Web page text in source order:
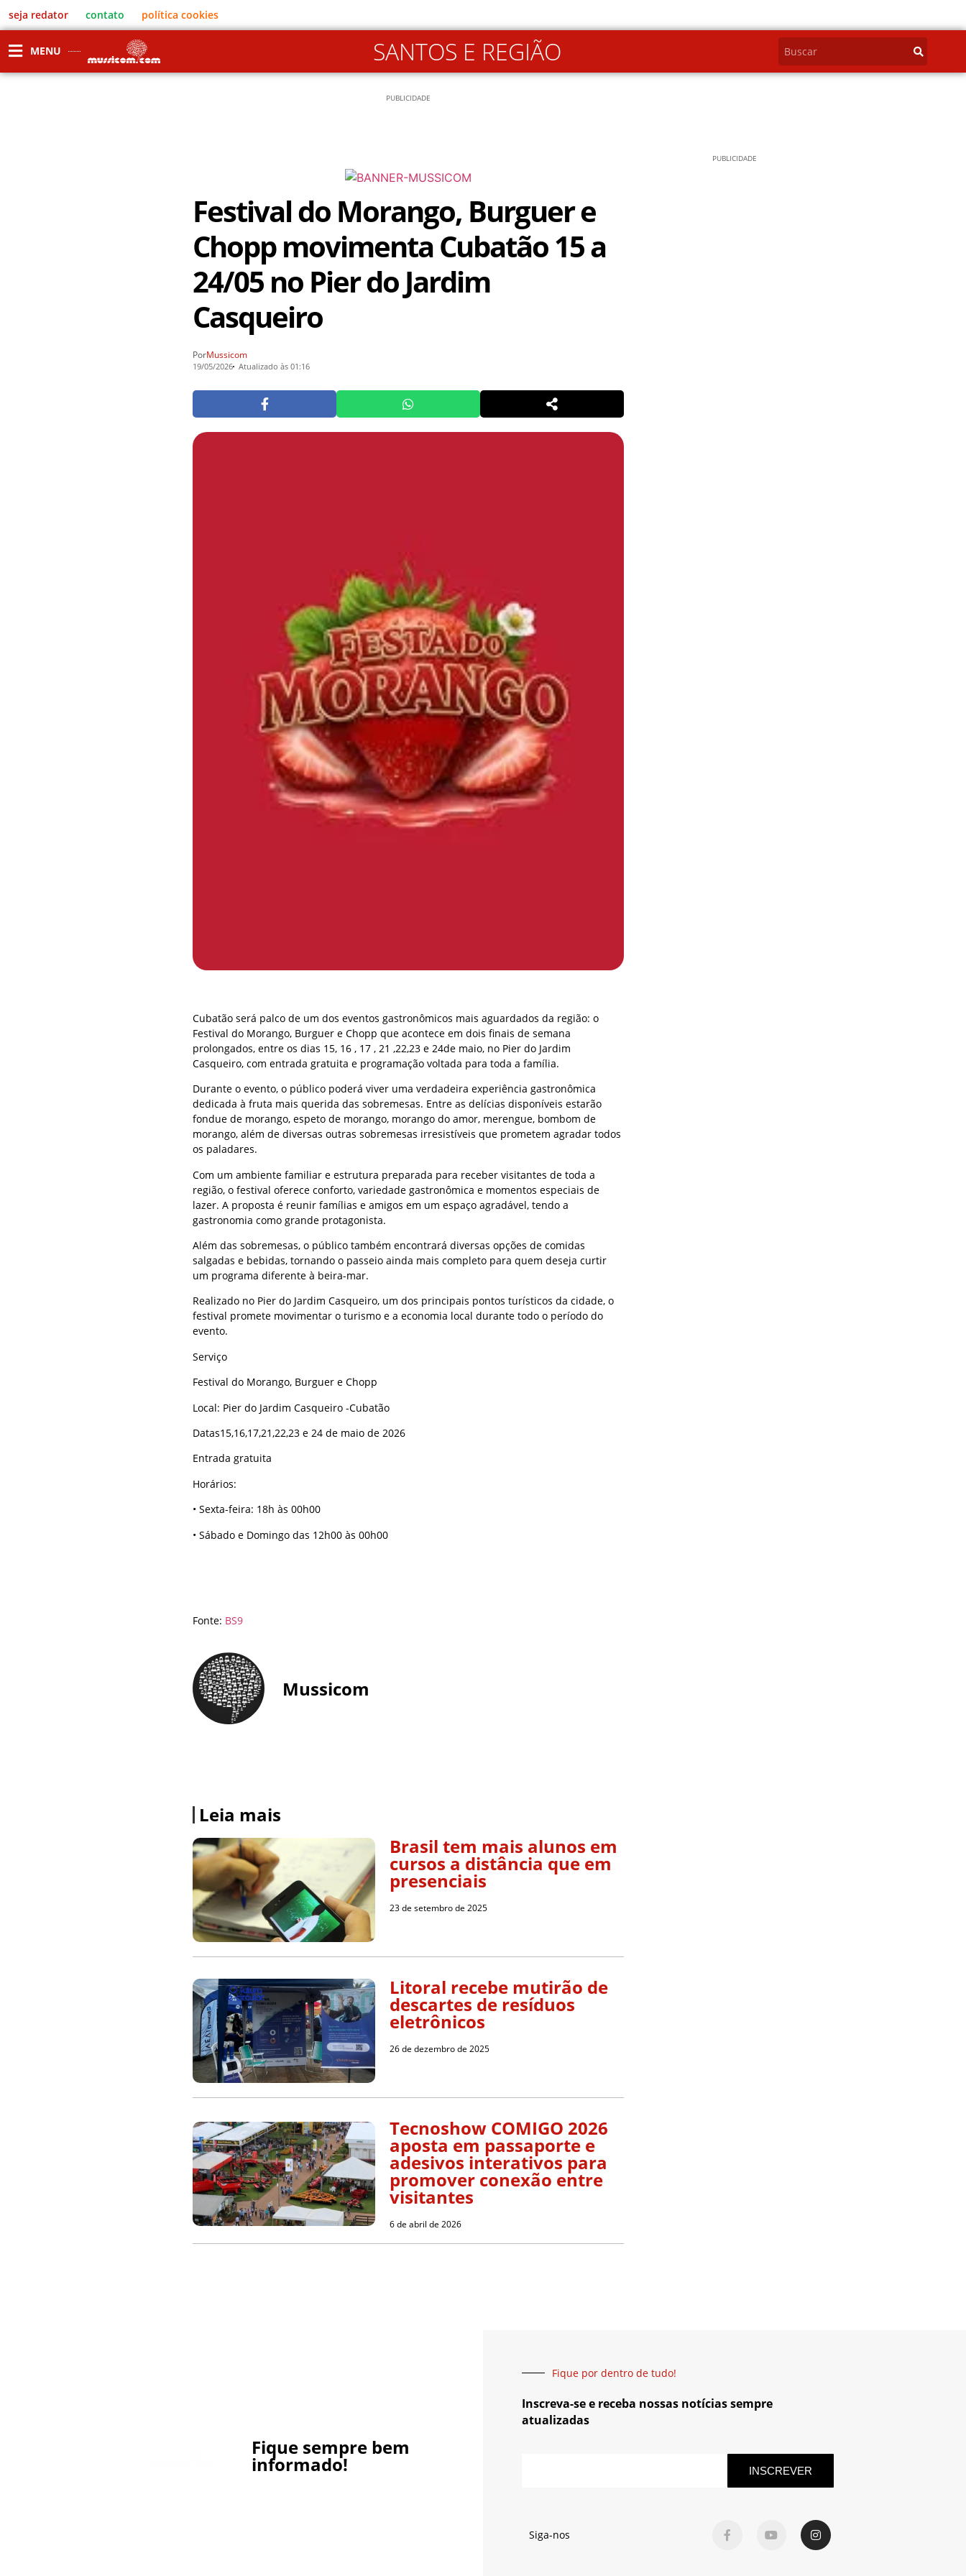
seja redator contato política cookies
MENU SANTOS E REGIÃO
PUBLICIDADE
Festival do Morango, Burguer e
Chopp movimenta Cubatão 15 a
24/05 no Pier do Jardim
Casqueiro
PorMussicom
19/05/2026 Atualizado às 01:16
Cubatão será palco de um dos eventos gastronômicos mais aguardados da região: o
Festival do Morango, Burguer e Chopp que acontece em dois finais de semana
prolongados, entre os dias 15, 16 , 17 , 21 ,22,23 e 24de maio, no Pier do Jardim
Casqueiro, com entrada gratuita e programação voltada para toda a família.
Durante o evento, o público poderá viver uma verdadeira experiência gastronômica
dedicada à fruta mais querida das sobremesas. Entre as delícias disponíveis estarão
fondue de morango, espeto de morango, morango do amor, merengue, bombom de
morango, além de diversas outras sobremesas irresistíveis que prometem agradar todos
os paladares.
Com um ambiente familiar e estrutura preparada para receber visitantes de toda a
região, o festival oferece conforto, variedade gastronômica e momentos especiais de
lazer. A proposta é reunir famílias e amigos em um espaço agradável, tendo a
gastronomia como grande protagonista.
Além das sobremesas, o público também encontrará diversas opções de comidas
salgadas e bebidas, tornando o passeio ainda mais completo para quem deseja curtir
um programa diferente à beira-mar.
Realizado no Pier do Jardim Casqueiro, um dos principais pontos turísticos da cidade, o
festival promete movimentar o turismo e a economia local durante todo o período do
evento.
Serviço
Festival do Morango, Burguer e Chopp
Local: Pier do Jardim Casqueiro -Cubatão
Datas15,16,17,21,22,23 e 24 de maio de 2026
Entrada gratuita
Horários:
• Sexta-feira: 18h às 00h00
• Sábado e Domingo das 12h00 às 00h00
Fonte: BS9
Mussicom
Leia mais
Brasil tem mais alunos em
cursos a distância que em
presenciais
23 de setembro de 2025
Litoral recebe mutirão de
descartes de resíduos
eletrônicos
26 de dezembro de 2025
Tecnoshow COMIGO 2026
aposta em passaporte e
adesivos interativos para
promover conexão entre
visitantes
6 de abril de 2026
PUBLICIDADE
Fique sempre bem
informado!
Fique por dentro de tudo!
Inscreva-se e receba nossas notícias sempre
atualizadas
INSCREVER
Siga-nos